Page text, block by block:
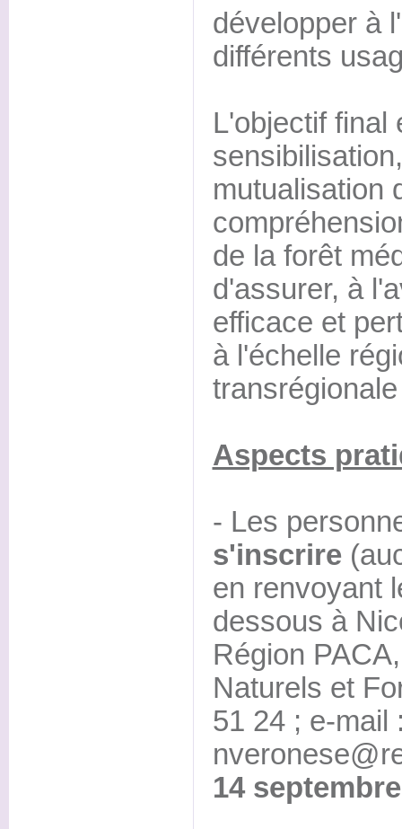
développer à
différents
L'objectif final
mutualisation
de la forêt
d'assurer, à
efficace et
à l'échelle
Aspects
- Les
s'inscrire
en renvoyant
dessous à
Région
Naturels et
51 24 ; e-mail
14